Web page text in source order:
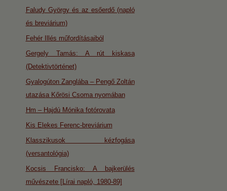
Faludy György és az esőerdő (napló
és breviárium)
Fehér Illés műfordításaiból
Gergely Tamás: A rút kiskasa
(Detektivtörténet)
Gyalogúton Zanglába – Pengő Zoltán
utazása Kőrösi Csoma nyomában
Hm – Hajdú Mónika fotórovata
Kis Elekes Ferenc-breviárium
Klasszikusok kézfogása
(versantológia)
Kocsis Francisko: A bajkerülés
művészete [Lírai napló, 1980-89]